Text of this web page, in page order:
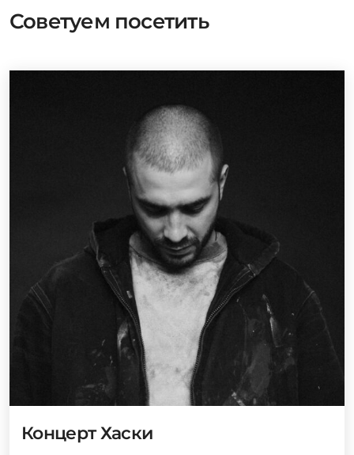
Советуем посетить
Концерт Хаски